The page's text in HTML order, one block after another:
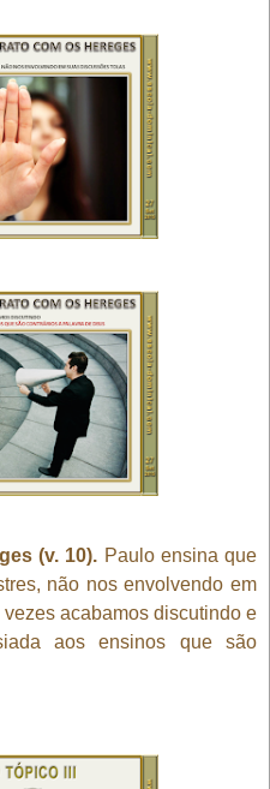
(v. 10). Paulo ensina que
não nos envolvendo em
acabamos discutindo e
aos ensinos que são